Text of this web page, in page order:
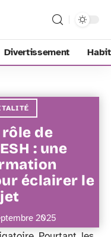
Divertissement
rôle de
: une
éclairer le
2025